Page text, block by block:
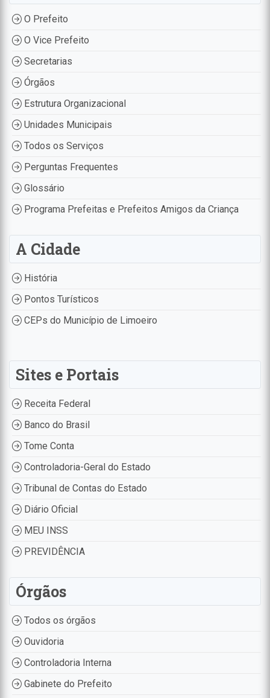
O Prefeito
O Vice Prefeito
Secretarias
Órgãos
Estrutura Organizacional
Unidades Municipais
Todos os Serviços
Perguntas Frequentes
Glossário
Programa Prefeitas e Prefeitos Amigos da Criança
A Cidade
História
Pontos Turísticos
CEPs do Município de Limoeiro
Sites e Portais
Receita Federal
Banco do Brasil
Tome Conta
Controladoria-Geral do Estado
Tribunal de Contas do Estado
Diário Oficial
MEU INSS
PREVIDÊNCIA
Órgãos
Todos os órgãos
Ouvidoria
Controladoria Interna
Gabinete do Prefeito